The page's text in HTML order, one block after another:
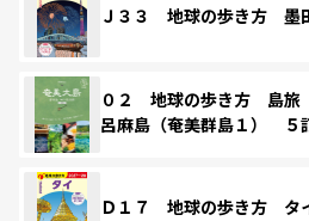
Ｊ３３ 地球の歩き方 墨
０２ 地球の歩き方 島
呂麻島（奄美群島１） ５
Ｄ１７ 地球の歩き方 タ